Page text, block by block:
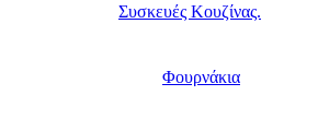
Συσκευές Κουζίνας.
Φουρνάκια